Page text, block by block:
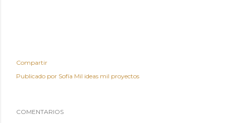
Compartir
Publicado por Sofía Mil ideas mil proyectos
COMENTARIOS